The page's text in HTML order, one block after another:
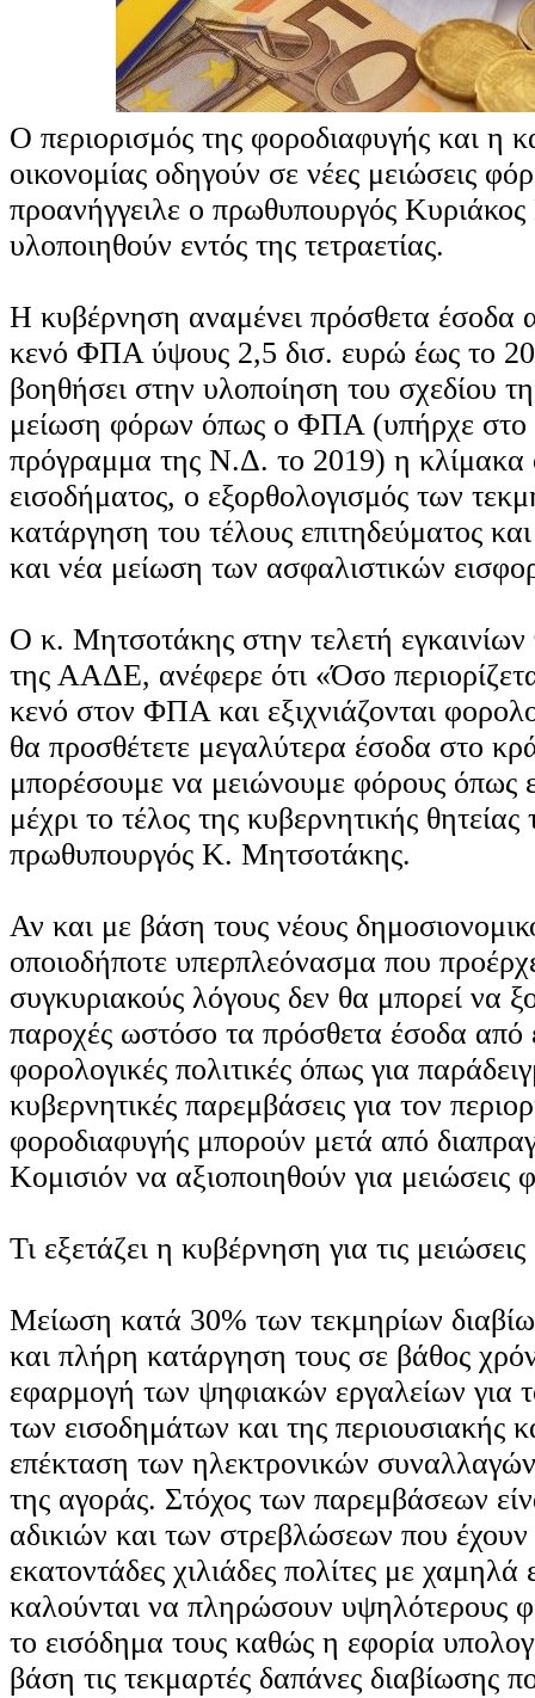
Ο περιορισμός της φοροδιαφυγής και η
οικονομίας οδηγούν σε νέες μειώσεις
προανήγγειλε ο πρωθυπουργός
υλοποιηθούν εντός της τετραετίας.
Η κυβέρνηση αναμένει πρόσθετα έσοδα
κενό ΦΠΑ ύψους 2,5 δισ. ευρώ έως το
βοηθήσει στην υλοποίηση του σχεδίου
μείωση φόρων όπως ο ΦΠΑ (υπήρχε στο
πρόγραμμα της Ν.Δ. το 2019) η κλίμακα
εισοδήματος, ο εξορθολογισμός των
κατάργηση του τέλους επιτηδεύματος και
και νέα μείωση των ασφαλιστικών
Ο κ. Μητσοτάκης στην τελετή εγκαινίων
της ΑΑΔΕ, ανέφερε ότι «Όσο
κενό στον ΦΠΑ και εξιχνιάζονται
θα προσθέτετε μεγαλύτερα έσοδα στο
μπορέσουμε να μειώνουμε φόρους όπως
μέχρι το τέλος της κυβερνητικής
πρωθυπουργός Κ. Μητσοτάκης.
Αν και με βάση τους νέους
οποιοδήποτε υπερπλεόνασμα που
συγκυριακούς λόγους δεν θα μπορεί να
παροχές ωστόσο τα πρόσθετα έσοδα από
φορολογικές πολιτικές όπως για
κυβερνητικές παρεμβάσεις για τον
φοροδιαφυγής μπορούν μετά από
Κομισιόν να αξιοποιηθούν για μειώσεις
Τι εξετάζει η κυβέρνηση για τις
Μείωση κατά 30% των τεκμηρίων
και πλήρη κατάργηση τους σε βάθος
εφαρμογή των ψηφιακών εργαλείων για
των εισοδημάτων και της περιουσιακής
επέκταση των ηλεκτρονικών
της αγοράς. Στόχος των παρεμβάσεων
αδικιών και των στρεβλώσεων που
εκατοντάδες χιλιάδες πολίτες με
καλούνται να πληρώσουν υψηλότερους
το εισόδημα τους καθώς η εφορία
βάση τις τεκμαρτές δαπάνες διαβίωσης